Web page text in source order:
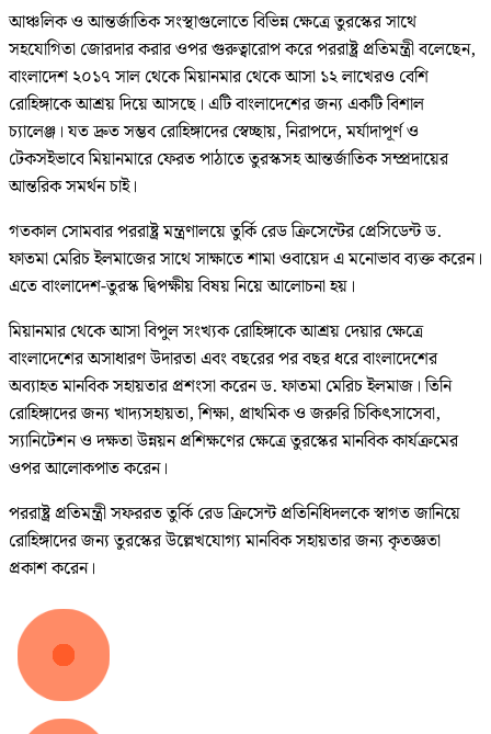
আঞ্চলিক ও আন্তর্জাতিক সংস্থাগুলোতে বিভিন্ন ক্ষেত্রে তুরস্কের সাথে
সহযোগিতা জোরদার করার ওপর গুরুত্বারোপ করে পররাষ্ট্র প্রতিমন্ত্রী বলেছেন,
বাংলাদেশ ২০১৭ সাল থেকে মিয়ানমার থেকে আসা ১২ লাখেরও বেশি
রোহিঙ্গাকে আশ্রয় দিয়ে আসছে। এটি বাংলাদেশের জন্য একটি বিশাল
চ্যালেঞ্জ। যত দ্রুত সম্ভব রোহিঙ্গাদের স্বেচ্ছায়, নিরাপদে, মর্যাদাপূর্ণ ও
টেকসইভাবে মিয়ানমারে ফেরত পাঠাতে তুরস্কসহ আন্তর্জাতিক সম্প্রদায়ের
আন্তরিক সমর্থন চাই।
গতকাল সোমবার পররাষ্ট্র মন্ত্রণালয়ে তুর্কি রেড ক্রিসেন্টের প্রেসিডেন্ট ড.
ফাতমা মেরিচ ইলমাজের সাথে সাক্ষাতে শামা ওবায়েদ এ মনোভাব ব্যক্ত করেন।
এতে বাংলাদেশ-তুরস্ক দ্বিপক্ষীয় বিষয় নিয়ে আলোচনা হয়।
মিয়ানমার থেকে আসা বিপুল সংখ্যক রোহিঙ্গাকে আশ্রয় দেয়ার ক্ষেত্রে
বাংলাদেশের অসাধারণ উদারতা এবং বছরের পর বছর ধরে বাংলাদেশের
অব্যাহত মানবিক সহায়তার প্রশংসা করেন ড. ফাতমা মেরিচ ইলমাজ। তিনি
রোহিঙ্গাদের জন্য খাদ্যসহায়তা, শিক্ষা, প্রাথমিক ও জরুরি চিকিৎসাসেবা,
স্যানিটেশন ও দক্ষতা উন্নয়ন প্রশিক্ষণের ক্ষেত্রে তুরস্কের মানবিক কার্যক্রমের
ওপর আলোকপাত করেন।
পররাষ্ট্র প্রতিমন্ত্রী সফররত তুর্কি রেড ক্রিসেন্ট প্রতিনিধিদলকে স্বাগত জানিয়ে
রোহিঙ্গাদের জন্য তুরস্কের উল্লেখযোগ্য মানবিক সহায়তার জন্য কৃতজ্ঞতা
প্রকাশ করেন।